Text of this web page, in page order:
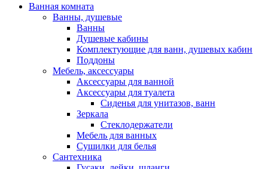
Ванная комната
Ванны, душевые
Ванны
Душевые кабины
Комплектующие для ванн, душевых кабин
Поддоны
Мебель, аксессуары
Аксессуары для ванной
Аксессуары для туалета
Сиденья для унитазов, ванн
Зеркала
Стеклодержатели
Мебель для ванных
Сушилки для белья
Сантехника